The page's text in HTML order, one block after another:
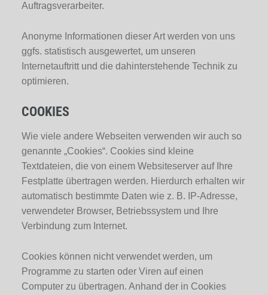
Auftragsverarbeiter.
Anonyme Informationen dieser Art werden von uns
ggfs. statistisch ausgewertet, um unseren
Internetauftritt und die dahinterstehende Technik zu
optimieren.
COOKIES
Wie viele andere Webseiten verwenden wir auch so
genannte „Cookies“. Cookies sind kleine
Textdateien, die von einem Websiteserver auf Ihre
Festplatte übertragen werden. Hierdurch erhalten wir
automatisch bestimmte Daten wie z. B. IP-Adresse,
verwendeter Browser, Betriebssystem und Ihre
Verbindung zum Internet.
Cookies können nicht verwendet werden, um
Programme zu starten oder Viren auf einen
Computer zu übertragen. Anhand der in Cookies